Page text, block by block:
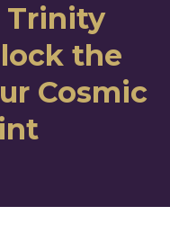
Trinity
the
Cosmic